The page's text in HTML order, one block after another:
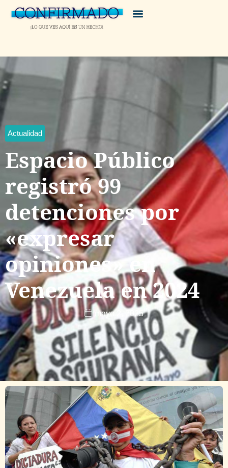
Actualidad
Espacio Público
registró 99
detenciones por
«expresar
opiniones» en
Venezuela en 2024
mayo 2, 2025